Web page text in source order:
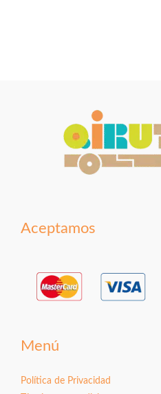
Aceptamos
Menú
Política de Privacidad